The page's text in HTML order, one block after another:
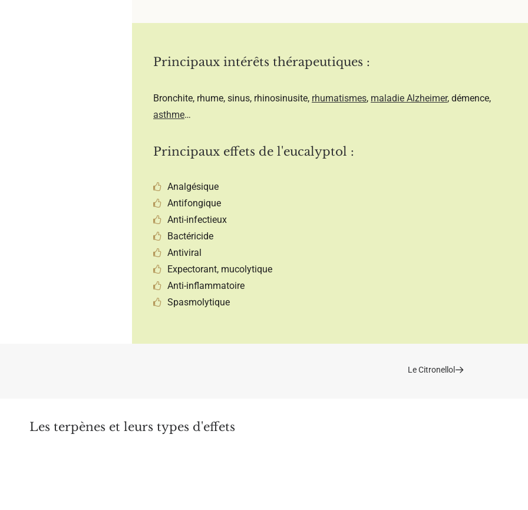
Principaux intérêts thérapeutiques :
Bronchite, rhume, sinus, rhinosinusite, rhumatismes, maladie Alzheimer, démence,
asthme…
Principaux effets de l'eucalyptol :
Analgésique
Antifongique
Anti-infectieux
Bactéricide
Antiviral
Expectorant, mucolytique
Anti-inflammatoire
Spasmolytique
Le Citronellol
Les terpènes et leurs types d'effets